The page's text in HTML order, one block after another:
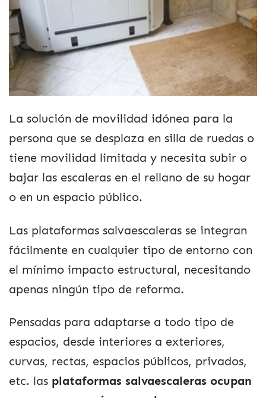
La solución de movilidad idónea para la
persona que se desplaza en silla de ruedas o
tiene movilidad limitada y necesita subir o
bajar las escaleras en el rellano de su hogar
o en un espacio público.
Las plataformas salvaescaleras se integran
fácilmente en cualquier tipo de entorno con
el mínimo impacto estructural, necesitando
apenas ningún tipo de reforma.
Pensadas para adaptarse a todo tipo de
espacios, desde interiores a exteriores,
curvas, rectas, espacios públicos, privados,
etc. las plataformas salvaescaleras ocupan